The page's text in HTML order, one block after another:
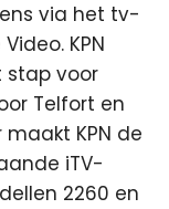
via het tv-
KPN
voor
Telfort en
KPN de
iTV-
2260 en